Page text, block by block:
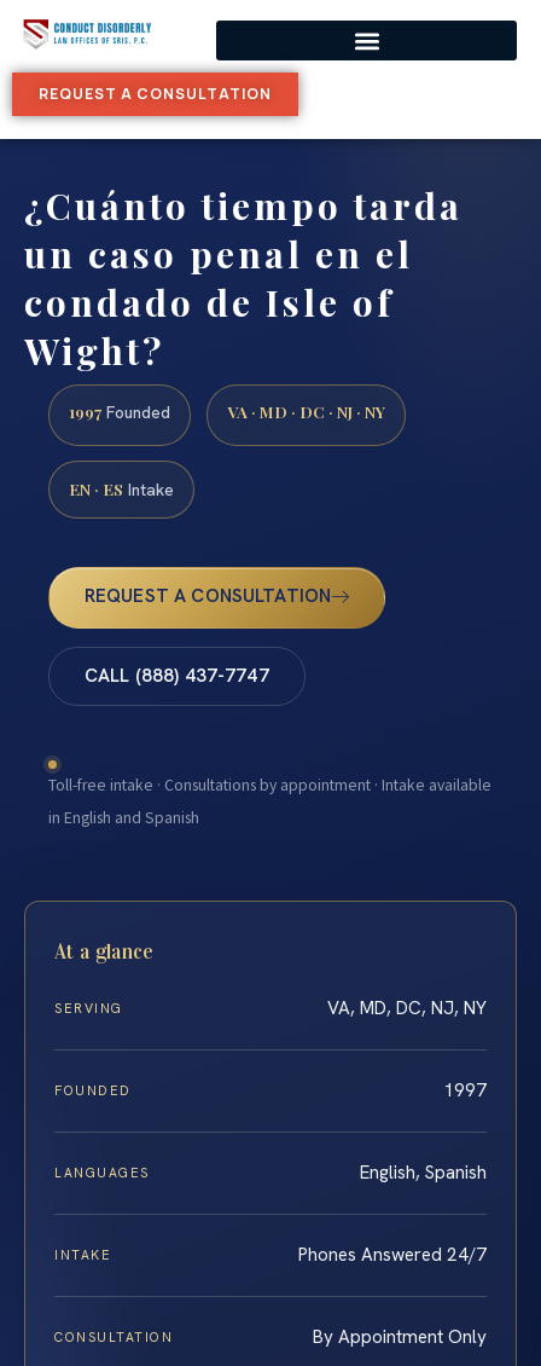
REQUEST A CONSULTATION
¿Cuánto tiempo tarda
un caso penal en el
condado de Isle of
Wight?
1997 Founded VA · MD · DC · NJ · NY
EN · ES Intake
REQUEST A CONSULTATION
CALL (888) 437-7747
Toll-free intake · Consultations by appointment · Intake available
in English and Spanish
At a glance
SERVING VA, MD, DC, NJ, NY
FOUNDED 1997
LANGUAGES English, Spanish
INTAKE Phones Answered 24/7
CONSULTATION By Appointment Only